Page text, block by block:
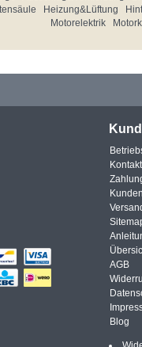
Heizung&Lüftung
Motorelektrik
Kontakt
AGB
Blog